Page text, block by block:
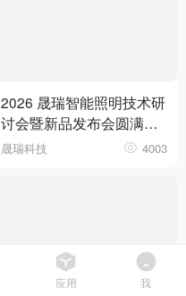
2026 晟瑞智能照明技术研
讨会暨新品发布会圆满落
幕
晟瑞科技 4003
应用 我